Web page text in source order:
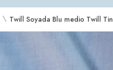
\ Twill Soyada Blu medio Twill